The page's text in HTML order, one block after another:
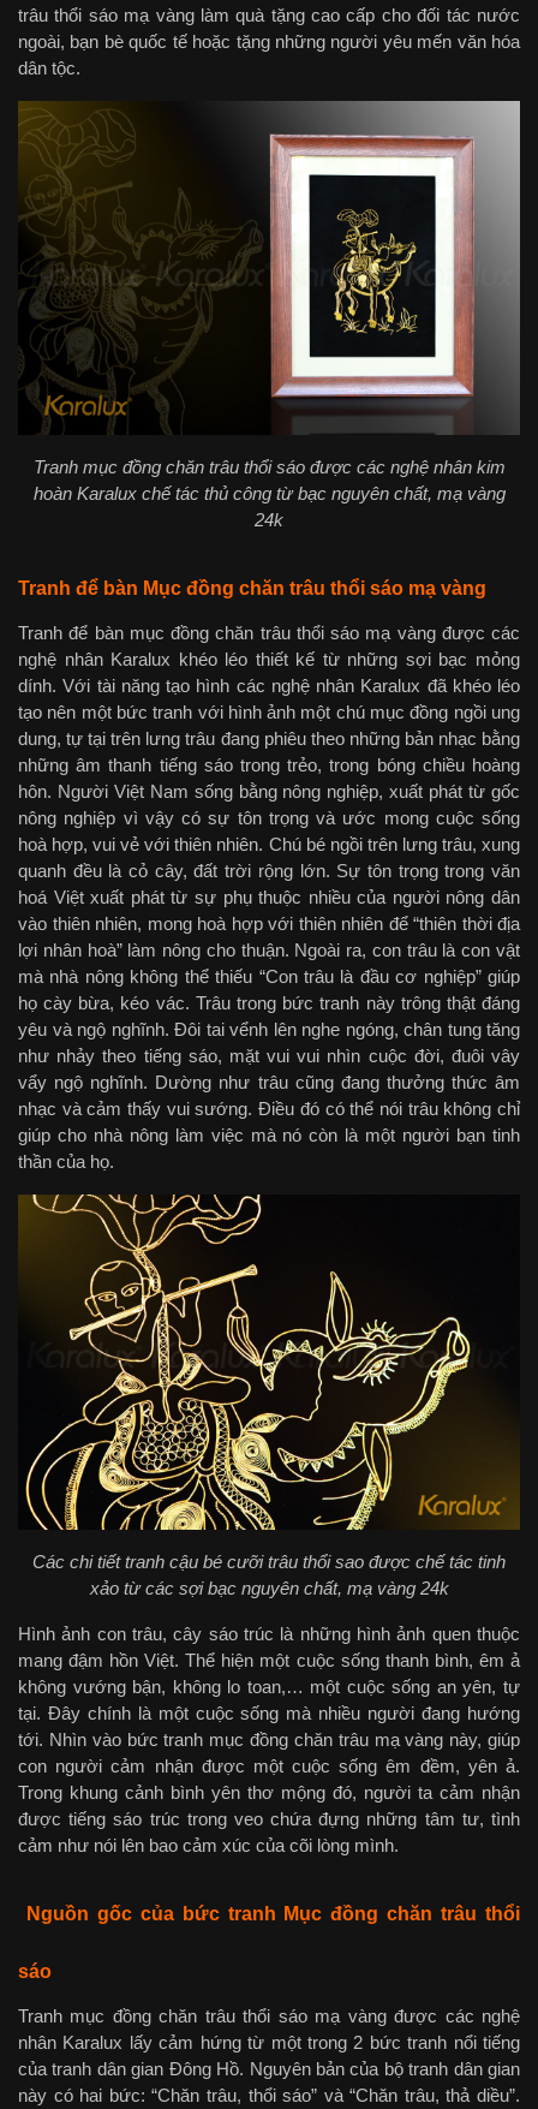
trâu thổi sáo mạ vàng làm quà tặng cao cấp cho đối tác nước
ngoài, bạn bè quốc tế hoặc tặng những người yêu mến văn hóa
dân tộc.
Tranh mục đồng chăn trâu thổi sáo được các nghệ nhân kim
hoàn Karalux chế tác thủ công từ bạc nguyên chất, mạ vàng
24k
Tranh để bàn Mục đồng chăn trâu thổi sáo mạ vàng
Tranh để bàn mục đồng chăn trâu thổi sáo mạ vàng được các
nghệ nhân Karalux khéo léo thiết kế từ những sợi bạc mỏng
dính. Với tài năng tạo hình các nghệ nhân Karalux đã khéo léo
tạo nên một bức tranh với hình ảnh một chú mục đồng ngồi ung
dung, tự tại trên lưng trâu đang phiêu theo những bản nhạc bằng
những âm thanh tiếng sáo trong trẻo, trong bóng chiều hoàng
hôn. Người Việt Nam sống bằng nông nghiệp, xuất phát từ gốc
nông nghiệp vì vậy có sự tôn trọng và ước mong cuộc sống
hoà hợp, vui vẻ với thiên nhiên. Chú bé ngồi trên lưng trâu, xung
quanh đều là cỏ cây, đất trời rộng lớn. Sự tôn trọng trong văn
hoá Việt xuất phát từ sự phụ thuộc nhiều của người nông dân
vào thiên nhiên, mong hoà hợp với thiên nhiên để “thiên thời địa
lợi nhân hoà” làm nông cho thuận. Ngoài ra, con trâu là con vật
mà nhà nông không thể thiếu “Con trâu là đầu cơ nghiệp” giúp
họ cày bừa, kéo vác. Trâu trong bức tranh này trông thật đáng
yêu và ngộ nghĩnh. Đôi tai vểnh lên nghe ngóng, chân tung tăng
như nhảy theo tiếng sáo, mặt vui vui nhìn cuộc đời, đuôi vây
vẩy ngộ nghĩnh. Dường như trâu cũng đang thưởng thức âm
nhạc và cảm thấy vui sướng. Điều đó có thể nói trâu không chỉ
giúp cho nhà nông làm việc mà nó còn là một người bạn tinh
thần của họ.
Các chi tiết tranh cậu bé cưỡi trâu thổi sao được chế tác tinh
xảo từ các sợi bạc nguyên chất, mạ vàng 24k
Hình ảnh con trâu, cây sáo trúc là những hình ảnh quen thuộc
mang đậm hồn Việt. Thể hiện một cuộc sống thanh bình, êm ả
không vướng bận, không lo toan,… một cuộc sống an yên, tự
tại. Đây chính là một cuộc sống mà nhiều người đang hướng
tới. Nhìn vào bức tranh mục đồng chăn trâu mạ vàng này, giúp
con người cảm nhận được một cuộc sống êm đềm, yên ả.
Trong khung cảnh bình yên thơ mộng đó, người ta cảm nhận
được tiếng sáo trúc trong veo chứa đựng những tâm tư, tình
cảm như nói lên bao cảm xúc của cõi lòng mình.
Nguồn gốc của bức tranh Mục đồng chăn trâu thổi
sáo
Tranh mục đồng chăn trâu thổi sáo mạ vàng được các nghệ
nhân Karalux lấy cảm hứng từ một trong 2 bức tranh nổi tiếng
của tranh dân gian Đông Hồ. Nguyên bản của bộ tranh dân gian
này có hai bức: “Chăn trâu, thổi sáo” và “Chăn trâu, thả diều”.